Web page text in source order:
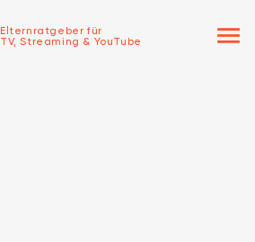
Elternratgeber für
TV, Streaming & YouTube
menu